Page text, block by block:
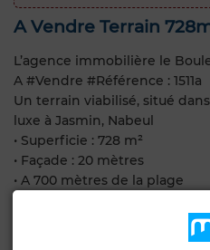
A Vendre Terrain
L’agence immobilière le
A #Vendre #Référence : 1511a
Un terrain viabilisé, situé
luxe à Jasmin, Nabeul
• Superficie : 728 m²
• Façade : 20 mètres
• A 700 mètres de la plage
• Proche de toutes les
thé, banque, transport,